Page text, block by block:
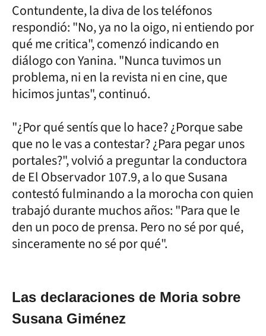
Contundente, la diva de los teléfonos
respondió: "No, ya no la oigo, ni entiendo por
qué me critica", comenzó indicando en
diálogo con Yanina. "Nunca tuvimos un
problema, ni en la revista ni en cine, que
hicimos juntas", continuó.
"¿Por qué sentís que lo hace? ¿Porque sabe
que no le vas a contestar? ¿Para pegar unos
portales?", volvió a preguntar la conductora
de El Observador 107.9, a lo que Susana
contestó fulminando a la morocha con quien
trabajó durante muchos años: "Para que le
den un poco de prensa. Pero no sé por qué,
sinceramente no sé por qué".
Las declaraciones de Moria sobre
Susana Giménez